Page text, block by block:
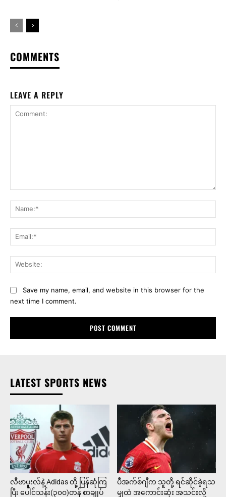
COMMENTS
LEAVE A REPLY
Save my name, email, and website in this browser for the
next time I comment.
LATEST SPORTS NEWS
လီဗာပူးလ်နဲ့ Adidas တို့ ပြန်ဆုံကြ
ပြီး ပေါင်သန်း(၃၀၀)တန် စာချုပ်
ပီအက်စ်ဂျီက သူတို့ ရင်ဆိုင်ခဲ့ရသ
မျှထဲ အကောင်းဆုံး အသင်းလို့